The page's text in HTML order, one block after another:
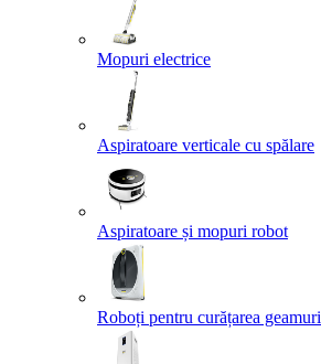
Mopuri electrice
Aspiratoare verticale cu spălare
Aspiratoare și mopuri robot
Roboți pentru curățarea